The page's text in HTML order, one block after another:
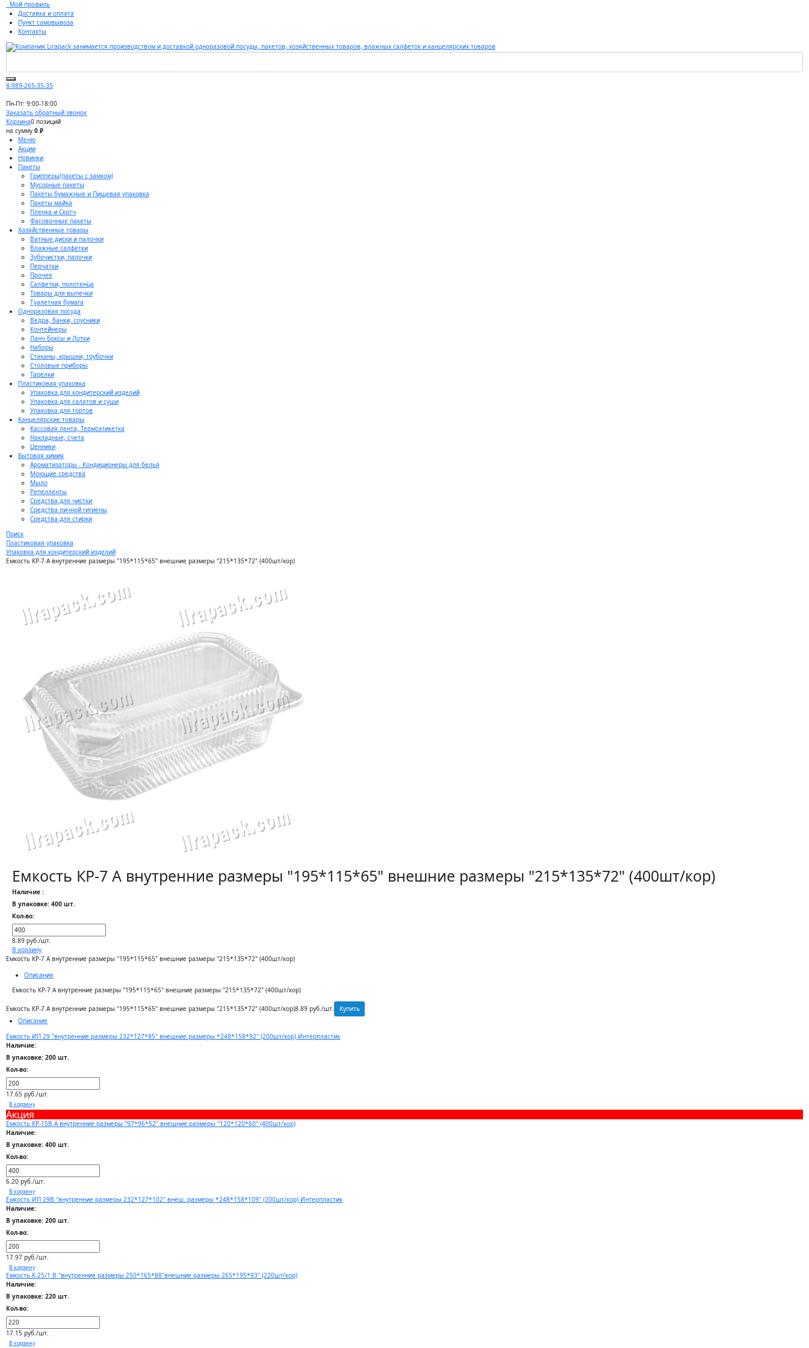
Мой профиль
Доставка и оплата
Пункт самовывоза
Контакты
8-989-265-35-35
Пн-Пт: 9:00-18:00
Заказать обратный звонок
Корзина0 позиций
на сумму 0 ₽
Меню
Акции
Новинки
Пакеты
Грипперы(пакеты с замком)
Мусорные пакеты
Пакеты бумажные и Пищевая упаковка
Пакеты майка
Пленка и Скотч
Фасовочные пакеты
Хозяйственные товары
Ватные диски и палочки
Влажные салфетки
Зубочистки, палочки
Перчатки
Прочее
Салфетки, полотенца
Товары для выпечки
Туалетная бумага
Одноразовая посуда
Ведра, банки, соусники
Контейнеры
Ланч боксы и Лотки
Наборы
Стаканы, крышки, трубочки
Столовые приборы
Тарелки
Пластиковая упаковка
Упаковка для кондитерский изделий
Упаковка для салатов и суши
Упаковка для тортов
Канцелярские товары
Кассовая лента, Термоэтикетка
Накладные, счета
Ценники
Бытовая химия
Ароматизаторы - Кондиционеры для белья
Моющие средства
Мыло
Репелленты
Средства для чистки
Средства личной гигиены
Средства для стирки
Поиск
Пластиковая упаковка
Упаковка для кондитерский изделий
Емкость КР-7 А внутренние размеры "195*115*65" внешние размеры "215*135*72" (400шт/кор)
Емкость КР-7 А внутренние размеры "195*115*65" внешние размеры "215*135*72" (400шт/кор)
Наличие :
В упаковке: 400 шт.
Кол-во:
8.89 руб./шт.
В корзину
Емкость КР-7 А внутренние размеры "195*115*65" внешние размеры "215*135*72" (400шт/кор)
Описание
Емкость КР-7 А внутренние размеры "195*115*65" внешние размеры "215*135*72" (400шт/кор)
Емкость КР-7 А внутренние размеры "195*115*65" внешние размеры "215*135*72" (400шт/кор)8.89 руб./шт.
Купить
Описание
Емкость ИП 29 "внутренние размеры 232*127*85" внешние размеры *248*158*92" (200шт/кор) Интерпластик
Наличие:
В упаковке: 200 шт.
Кол-во:
17.65 руб./шт.
В корзину
Акция
Емкость КР-15В А внутренние размеры "97*96*52" внешние размеры "120*120*60" (400шт/кор)
Наличие:
В упаковке: 400 шт.
Кол-во:
6.20 руб./шт.
В корзину
Емкость ИП 29В "внутренние размеры 232*127*102" внеш. размеры *248*158*109" (200шт/кор) Интерпластик
Наличие:
В упаковке: 200 шт.
Кол-во:
17.97 руб./шт.
В корзину
Емкость К-25/1 В "внутренние размеры 250*165*88"внешние размеры 265*195*93" (220шт/кор)
Наличие:
В упаковке: 220 шт.
Кол-во:
17.15 руб./шт.
В корзину